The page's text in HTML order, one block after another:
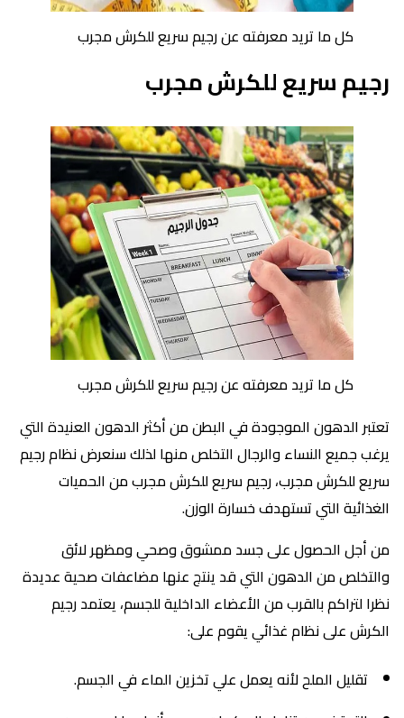
كل ما تريد معرفته عن رجيم سريع للكرش مجرب
رجيم سريع للكرش مجرب
كل ما تريد معرفته عن رجيم سريع للكرش مجرب
تعتبر الدهون الموجودة في البطن من أكثر الدهون العنيدة التي
يرغب جميع النساء والرجال التخلص منها لذلك سنعرض نظام رجيم
سريع للكرش مجرب، رجيم سريع للكرش مجرب من الحميات
الغذائية التي تستهدف خسارة الوزن.
من أجل الحصول على جسد ممشوق وصحي ومظهر لائق
والتخلص من الدهون التي قد ينتج عنها مضاعفات صحية عديدة
نظرا لتراكم بالقرب من الأعضاء الداخلية للجسم، يعتمد رجيم
الكرش على نظام غذائي يقوم على:
تقليل الملح لأنه يعمل علي تخزين الماء في الجسم.